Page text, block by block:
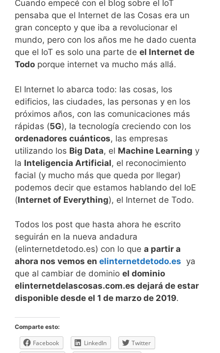
Cuando empecé con el blog sobre el IoT
pensaba que el Internet de las Cosas era un
gran concepto y que iba a revolucionar el
mundo, pero con los años me he dado cuenta
que el IoT es solo una parte de el Internet de
Todo porque internet va mucho más allá.
El Internet lo abarca todo: las cosas, los
edificios, las ciudades, las personas y en los
próximos años, con las comunicaciones más
rápidas (5G), la tecnología creciendo con los
ordenadores cuánticos, las empresas
utilizando los Big Data, el Machine Learning y
la Inteligencia Artificial, el reconocimiento
facial (y mucho más que queda por llegar)
podemos decir que estamos hablando del IoE
(Internet of Everything), el Internet de Todo.
Todos los post que hasta ahora he escrito
seguirán en la nueva andadura
(elinternetdetodo.es) con lo que a partir a
ahora nos vemos en elinternetdetodo.es ya
que al cambiar de dominio el dominio
elinternetdelascosas.com.es dejará de estar
disponible desde el 1 de marzo de 2019.
Comparte esto:
Facebook LinkedIn
Twitter